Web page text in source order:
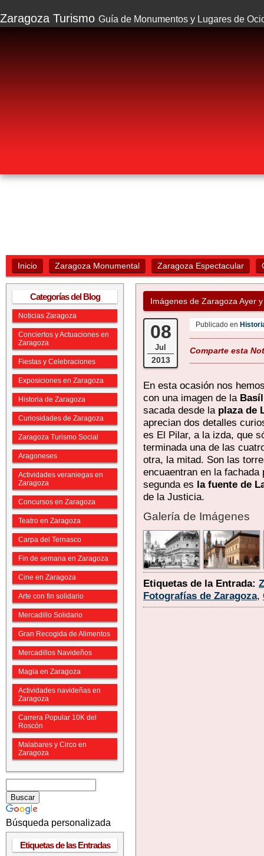
Zaragoza Turismo Guía de Monumentos y Lugares de
Inicio Zaragoza Monumental Zaragoza Espectacular
Categorías del Blog
Noticias Zaragoza
Conciertos y Actuaciones en
Zaragoza
Fiestas y Celebraciones
Exposiciones en Zaragoza
Historia de Zaragoza
Curiosidades de Zaragoza
Zaragoza Turismo Social
Aragoneses
Actividades veraniegas en
Zaragoza
Concursos en Zaragoza
Teatro en Zaragoza
Carpa del Ternasco
Fin de semana en Zaragoza
Cine en Zaragoza
Arte con fin solidario
Mercadillo Solidario
Gran Recogida de Alimentos
Mercadillos Navideños
Magia en Zaragoza
Actividades navideñas en
Zaragoza
Carrera Popular 10K del
Roscón
Malabares y Circo en
Zaragoza
Búsqueda personalizada
Etiquetas de las Entradas
Imágenes de Zaragoza Ayer
08
Jul
2013
Publicado en
Comparte esta
En esta ocasión nos
con una imagen de la
sacada desde la plaza de
aprecian dos detalles
es El Pilar, a la izda, que
terminada una de las
otra, la mitad. Son las
encuaentran en la fachada
segunda es la fuente de
de la Justicia.
Galería de Imágenes
Etiquetas de la Entrada:
Fotografías de Zaragoza,